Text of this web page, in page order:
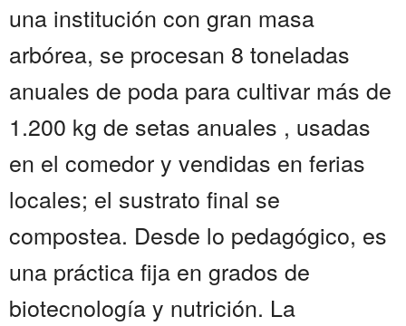
una institución con gran masa
arbórea, se procesan 8 toneladas
anuales de poda para cultivar más de
1.200 kg de setas anuales , usadas
en el comedor y vendidas en ferias
locales; el sustrato final se
compostea. Desde lo pedagógico, es
una práctica fija en grados de
biotecnología y nutrición. La